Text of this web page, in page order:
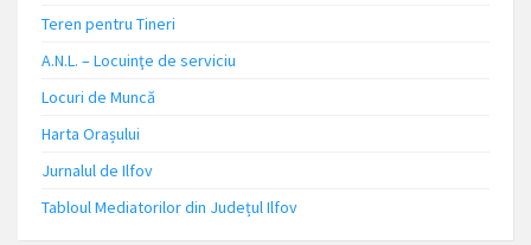
Teren pentru Tineri
A.N.L. – Locuinţe de serviciu
Locuri de Muncă
Harta Orașului
Jurnalul de Ilfov
Tabloul Mediatorilor din Județul Ilfov